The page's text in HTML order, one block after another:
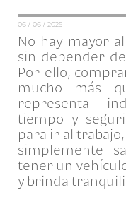
06 / 06 / 2025
No hay mayor
sin depender de
Por ello, c
mucho más
representa
tiempo y
para ir al
simplemente
tener un
y brinda